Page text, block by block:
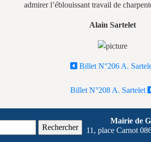
admirer l’éblouissant travail de
Alain Sartelet
Billet N°206 A.
Billet N°208 A. Sartelet
Mairie de
11, place Carnot